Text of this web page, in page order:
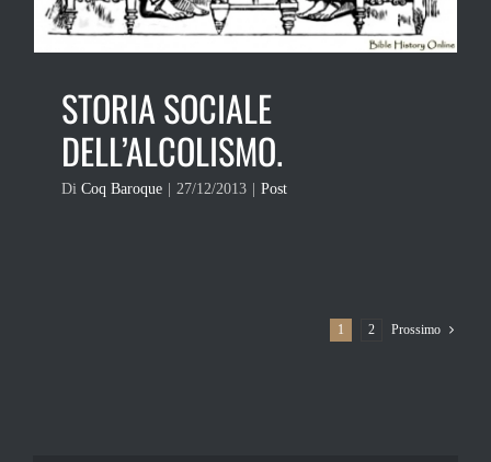
STORIA SOCIALE
DELL’ALCOLISMO.
Di Coq Baroque 27/12/2013 Post
1 2 Prossimo